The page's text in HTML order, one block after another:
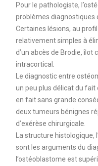
Pour le pathologiste,
problèmes diagnostiques
Certaines lésions, au
relativement simples à
d’un abcès de Brodie,
intracortical.
Le diagnostic entre
un peu plus délicat du
en fait sans grande
deux tumeurs bénignes
d’exérèse chirurgicale.
La structure
sont les arguments du
l’ostéoblastome est